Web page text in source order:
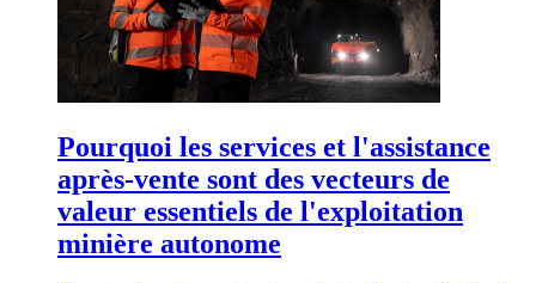
Pourquoi les services et l'assistance
après-vente sont des vecteurs de
valeur essentiels de l'exploitation
minière autonome